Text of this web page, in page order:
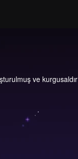
ve kurgusaldır